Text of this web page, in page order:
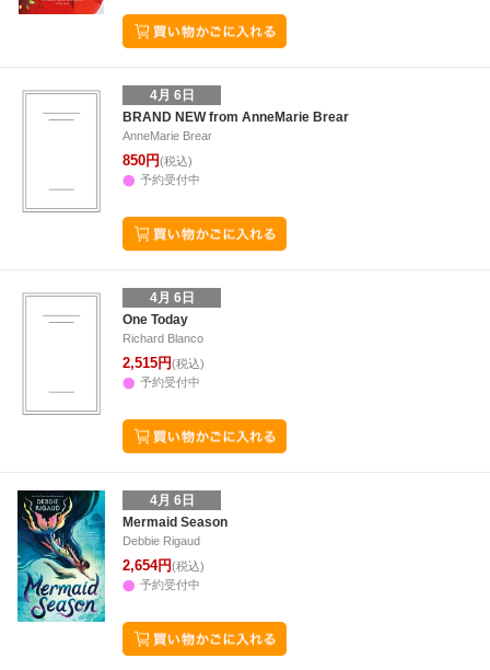
4月 6日
BRAND NEW from AnneMarie Brear
AnneMarie Brear
850円(税込)
予約受付中
4月 6日
One Today
Richard Blanco
2,515円(税込)
予約受付中
4月 6日
Mermaid Season
Debbie Rigaud
2,654円(税込)
予約受付中